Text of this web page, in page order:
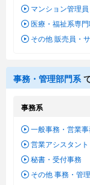
マンション管理
医療・福祉系専
その他 販売員・
事務・管理部門系
事務系
一般事務・営業
営業アシスタント
秘書・受付事務
その他 事務・管